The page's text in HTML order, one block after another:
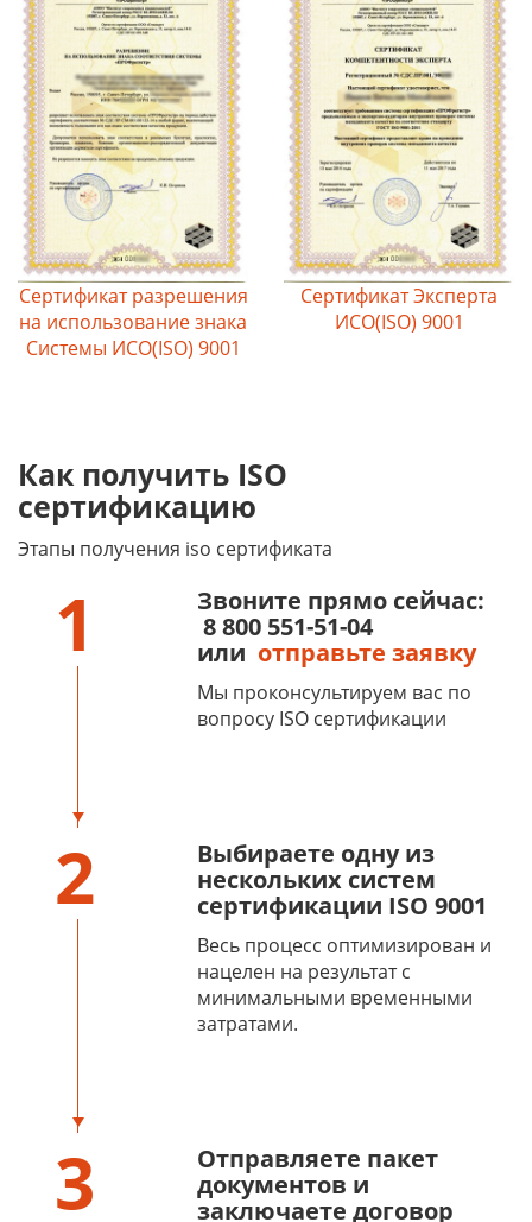
Сертификат разрешения
на использование знака
Системы ИСО(ISO) 9001
Сертификат Эксперта
ИСО(ISO) 9001
Как получить ISO
сертификацию
Этапы получения iso сертификата
1
Звоните прямо сейчас:
8 800 551-51-04
или отправьте заявку
Мы проконсультируем вас по
вопросу ISO сертификации
2
Выбираете одну из
нескольких систем
сертификации ISO 9001
Весь процесс оптимизирован и
нацелен на результат с
минимальными временными
затратами.
3
Отправляете пакет
документов и
заключаете договор